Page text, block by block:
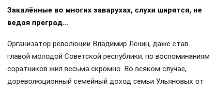
Закалённые во многих заварухах, слухи ширятся, не
ведая преград…
Организатор революции Владимир Ленин, даже став
главой молодой Советской республики, по воспоминаниям
соратников жил весьма скромно. Во всяком случае,
дореволюционный семейный доход семьи Ульяновых от